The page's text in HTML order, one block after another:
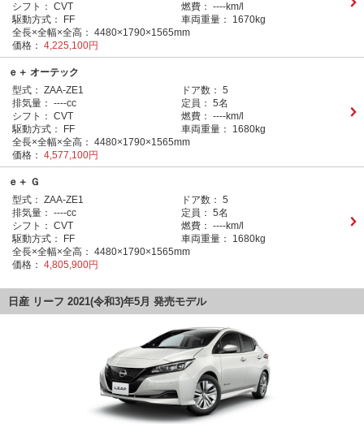
シフト： CVT 燃費： ----km/l
駆動方式：
FF 車両重量：
1670kg
全長×全幅×全高： 4480×1790×1565mm
価格： 4,225,100円
ｅ＋ オーテック
型式： ZAA-ZE1 ドア数： 5
排気量： ----cc 定員： 5名
シフト： CVT 燃費： ----km/l
駆動方式：
FF 車両重量：
1680kg
全長×全幅×全高： 4480×1790×1565mm
価格： 4,577,100円
ｅ＋ Ｇ
型式： ZAA-ZE1 ドア数： 5
排気量： ----cc 定員： 5名
シフト： CVT 燃費： ----km/l
駆動方式：
FF 車両重量：
1680kg
全長×全幅×全高： 4480×1790×1565mm
価格： 4,805,900円
日産 リーフ 2021(令和3)年5月 発売モデル